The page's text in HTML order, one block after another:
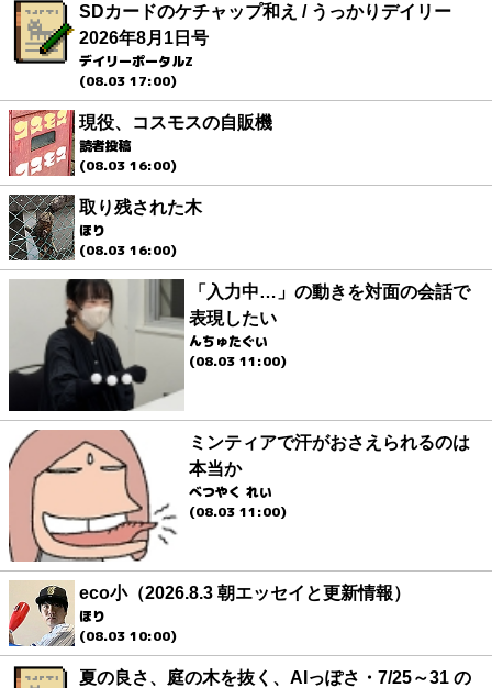
SDカードのケチャップ和え / うっかりデイリー
2026年8月1日号
デイリーポータルZ
(08.03 17:00)
現役、コスモスの自販機
読者投稿
(08.03 16:00)
取り残された木
ほり
(08.03 16:00)
「入力中…」の動きを対面の会話で
表現したい
んちゅたぐい
(08.03 11:00)
ミンティアで汗がおさえられるのは
本当か
べつやく れい
(08.03 11:00)
eco小（2026.8.3 朝エッセイと更新情報）
ほり
(08.03 10:00)
夏の良さ、庭の木を抜く、AIっぽさ・7/25～31 の